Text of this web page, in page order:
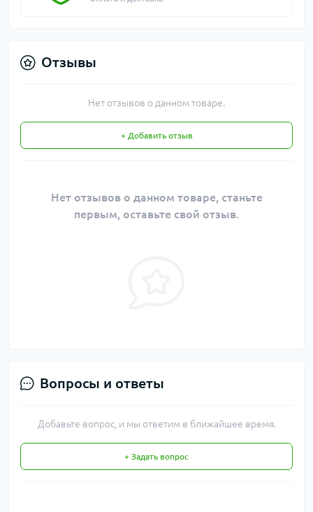
Отзывы
Нет отзывов о данном товаре.
+ Добавить отзыв
Нет отзывов о данном товаре, станьте
первым, оставьте свой отзыв.
Вопросы и ответы
Добавьте вопрос, и мы ответим в ближайшее время.
+ Задать вопрос